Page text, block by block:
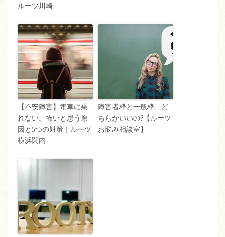
ルーツ川崎
【不安障害】電車に乗
れない。怖いと思う原
因と5つの対策｜ルーツ
横浜関内
障害者枠と一般枠、ど
ちらがいいの?【ルーツ
お悩み相談室】